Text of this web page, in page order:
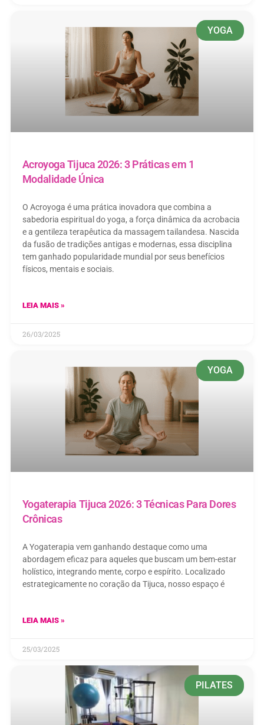
YOGA
Acroyoga Tijuca 2026: 3 Práticas em 1
Modalidade Única
O Acroyoga é uma prática inovadora que combina a
sabedoria espiritual do yoga, a força dinâmica da acrobacia
e a gentileza terapêutica da massagem tailandesa. Nascida
da fusão de tradições antigas e modernas, essa disciplina
tem ganhado popularidade mundial por seus benefícios
físicos, mentais e sociais.
LEIA MAIS »
26/03/2025
YOGA
Yogaterapia Tijuca 2026: 3 Técnicas Para Dores
Crônicas
A Yogaterapia vem ganhando destaque como uma
abordagem eficaz para aqueles que buscam um bem-estar
holístico, integrando mente, corpo e espírito. Localizado
estrategicamente no coração da Tijuca, nosso espaço é
LEIA MAIS »
25/03/2025
PILATES